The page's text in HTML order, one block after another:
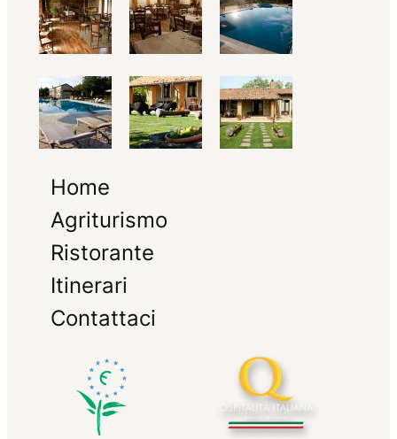
Home
Agriturismo
Ristorante
Itinerari
Contattaci